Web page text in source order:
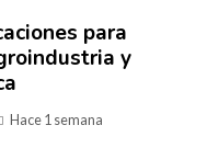
para
y
Hace 1 semana